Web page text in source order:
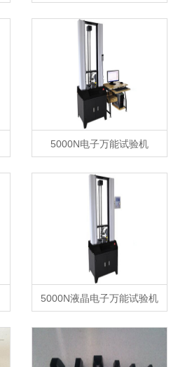
5000N电子万能试验机
5000N液晶电子万能试验机